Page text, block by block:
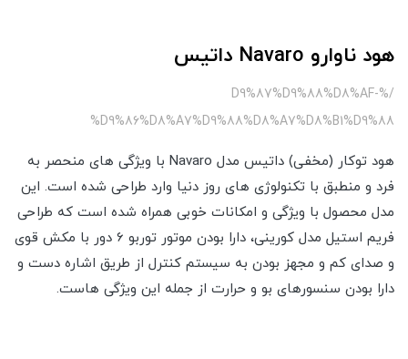
هود ناوارو Navaro داتیس
/%D9%87%D9%88%D8%AF-
%D9%86%D8%A7%D9%88%D8%A7%D8%B1%D9%88
هود توکار (مخفی) داتیس مدل Navaro با ویژگی های منحصر به
فرد و منطبق با تکنولوژی های روز دنیا وارد طراحی شده است. این
مدل محصول با ویژگی و امکانات خوبی همراه شده است که طراحی
فریم استیل مدل کورینی، دارا بودن موتور توربو 6 دور با مکش قوی
و صدای کم و مجهز بودن به سیستم کنترل از طریق اشاره دست و
دارا بودن سنسورهای بو و حرارت از جمله این ویژگی هاست.